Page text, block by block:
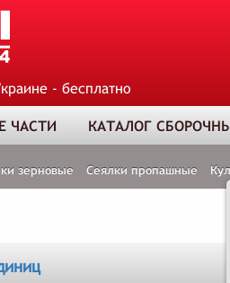
- бесплатно
ЧАСТИ КАТАЛОГ
зерновые Сеялки пропашные